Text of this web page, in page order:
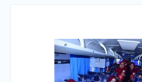
الأولى للتنسيق
للقبول بالجامعات